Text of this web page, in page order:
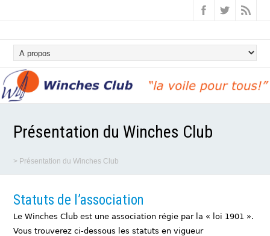
Présentation du Winches Club
> Présentation du Winches Club
Statuts de l’association
Le Winches Club est une association régie par la « loi 1901 ».
Vous trouverez ci-dessous les statuts en vigueur